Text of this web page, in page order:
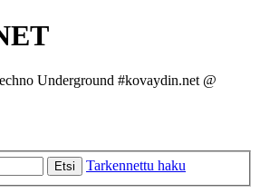
Underground #kovaydin.net @
Etsi Tarkennettu haku